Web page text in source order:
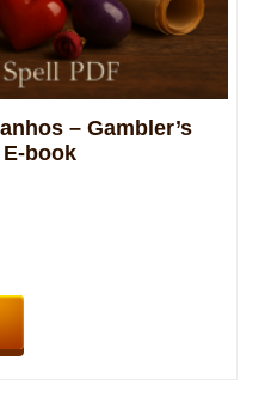
– Gambler’s
book